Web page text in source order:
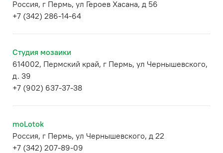
Россия, г Пермь, ул Героев Хасана, д 56
+7 (342) 286-14-64
Студия мозаики
614002, Пермский край, г Пермь, ул Чернышевского,
д. 39
+7 (902) 637-37-38
moLotok
Россия, г Пермь, ул Чернышевского, д 22
+7 (342) 207-89-09